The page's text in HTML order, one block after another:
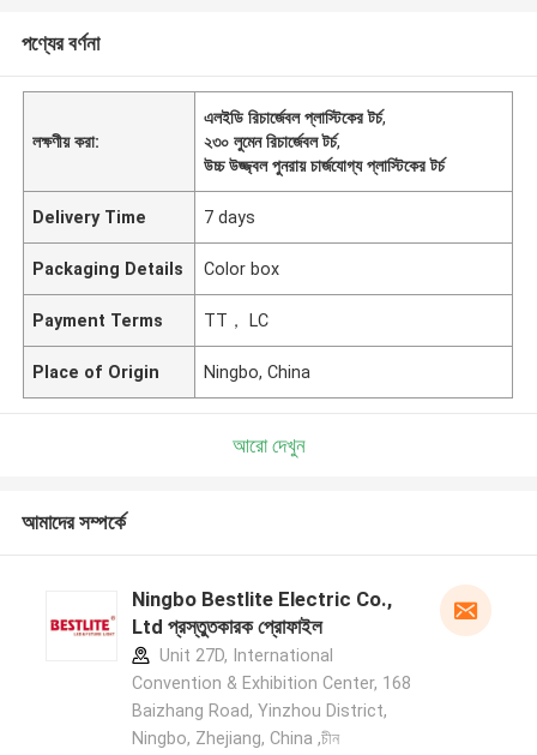
পণ্যের বর্ণনা
লক্ষণীয় করা:
এলইডি রিচার্জেবল প্লাস্টিকের টর্চ,
২৩০ লুমেন রিচার্জেবল টর্চ,
উচ্চ উজ্জ্বল পুনরায় চার্জযোগ্য প্লাস্টিকের টর্চ
Delivery Time 7 days
Packaging Details Color box
Payment Terms TT， LC
Place of Origin Ningbo, China
আরো দেখুন
আমাদের সম্পর্কে
Ningbo Bestlite Electric Co.,
Ltd প্রস্তুতকারক প্রোফাইল
Unit 27D, International
Convention & Exhibition Center, 168
Baizhang Road, Yinzhou District,
Ningbo, Zhejiang, China ,চীন